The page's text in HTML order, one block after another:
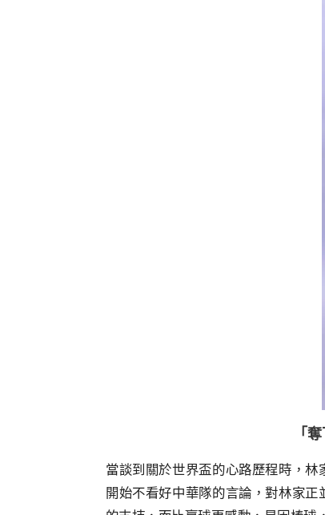
「
當談到關於世界盃的心路歷程時，
開始不看好中華隊的言論，對林家